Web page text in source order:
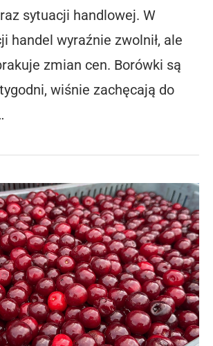
sytuacji handlowej. W
handel wyraźnie zwolnił, ale
zmian cen. Borówki są
wiśnie zachęcają do